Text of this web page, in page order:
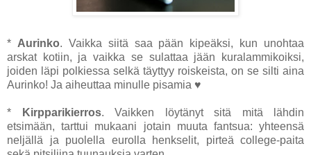
* Aurinko. Vaikka siitä saa pään kipeäksi, kun unohtaa
arskat kotiin, ja vaikka se sulattaa jään kuralammikoiksi,
joiden läpi polkiessa selkä täyttyy roiskeista, on se silti aina
Aurinko! Ja aiheuttaa minulle pisamia ♥
* Kirpparikierros. Vaikken löytänyt sitä mitä lähdin
etsimään, tarttui mukaani jotain muuta fantsua: yhteensä
neljällä ja puolella eurolla henkselit, pirteä college-paita